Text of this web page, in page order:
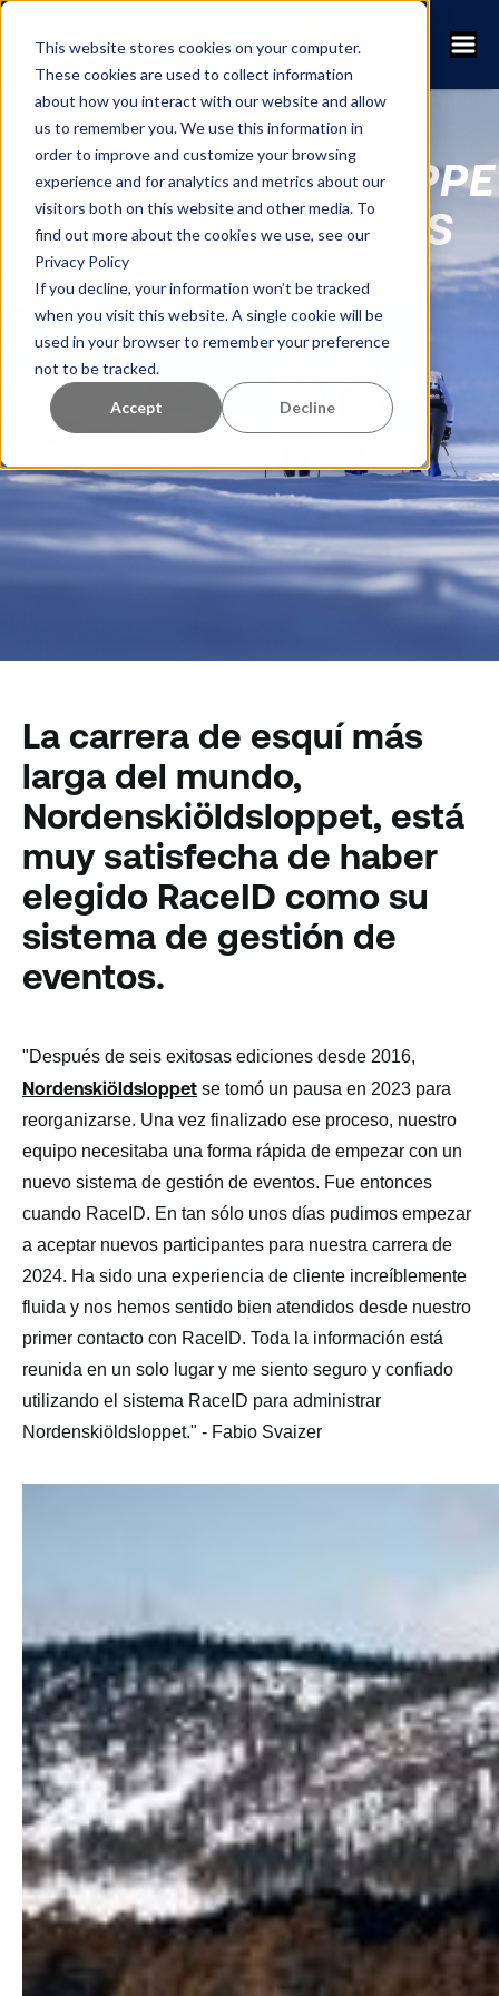
This website stores cookies on your computer.
These cookies are used to collect information
about how you interact with our website and allow
us to remember you. We use this information in
order to improve and customize your browsing
experience and for analytics and metrics about our
visitors both on this website and other media. To
find out more about the cookies we use, see our
Privacy Policy
If you decline, your information won’t be tracked
when you visit this website. A single cookie will be
used in your browser to remember your preference
not to be tracked.
Accept Decline
PARTICIPANTES
INSCRITOS
La carrera de esquí más
larga del mundo,
Nordenskiöldsloppet, está
muy satisfecha de haber
elegido RaceID como su
sistema de gestión de
eventos.
"Después de seis exitosas ediciones desde 2016,
Nordenskiöldsloppet se tomó un pausa en 2023 para
reorganizarse. Una vez finalizado ese proceso, nuestro
equipo necesitaba una forma rápida de empezar con un
nuevo sistema de gestión de eventos. Fue entonces
cuando RaceID. En tan sólo unos días pudimos empezar
a aceptar nuevos participantes para nuestra carrera de
2024. Ha sido una experiencia de cliente increíblemente
fluida y nos hemos sentido bien atendidos desde nuestro
primer contacto con RaceID. Toda la información está
reunida en un solo lugar y me siento seguro y confiado
utilizando el sistema RaceID para administrar
Nordenskiöldsloppet." - Fabio Svaizer